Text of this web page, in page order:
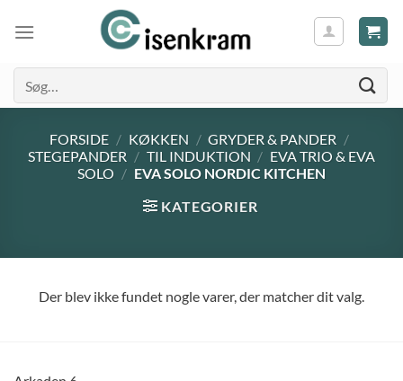
efter:
FORSIDE / KØKKEN / GRYDER & PANDER /
STEGEPANDER / TIL INDUKTION / EVA TRIO & EVA
SOLO / EVA SOLO NORDIC KITCHEN
KATEGORIER
Der blev ikke fundet nogle varer, der matcher dit valg.